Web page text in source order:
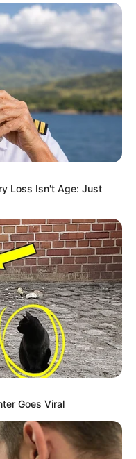
Loss Isn't Age: Just
Goes Viral